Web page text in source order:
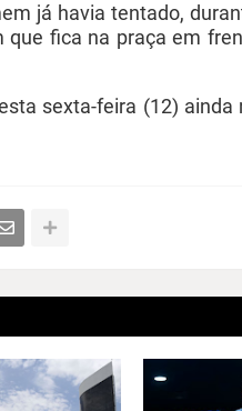
já havia tentado,
fica na praça em
sexta-feira (12) ainda